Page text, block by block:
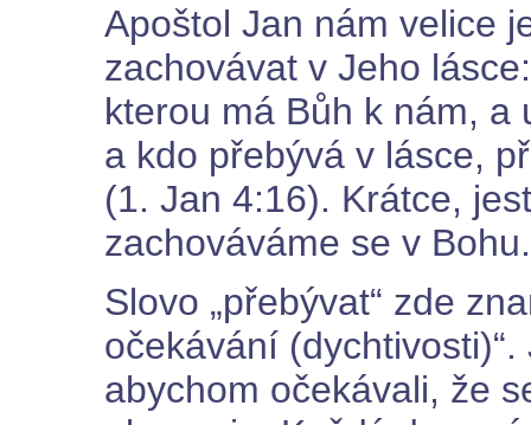
Apoštol Jan nám velice
zachovávat v Jeho
kterou má Bůh k nám, a
a kdo přebývá v lásce,
(1. Jan 4:16). Krátce,
zachováváme se v Bohu.
Slovo „přebývat“ zde
očekávání
abychom očekávali, že